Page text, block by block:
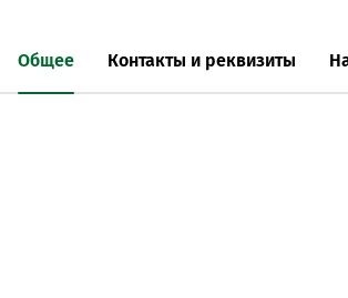
Общее Контакты и реквизиты